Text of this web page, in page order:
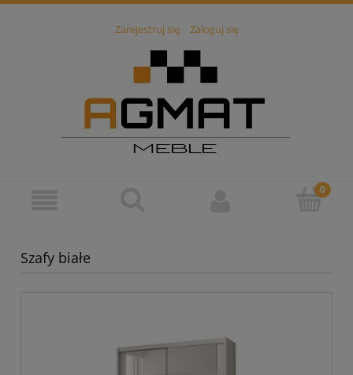
Zarejestruj się Zaloguj się
Szafy białe